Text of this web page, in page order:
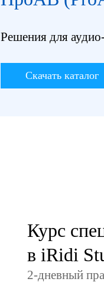
Решения для
Скачать каталог
Курс
в iRidi
2-дневный